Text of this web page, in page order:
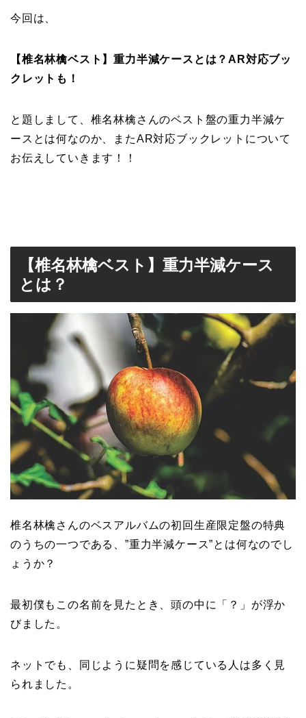
今回は、
【椎名林檎ベスト】重力半減ケースとは？AR対応ブッ
クレットも！
と題しまして、椎名林檎さんのベスト盤の重力半減ケ
ースとは何なのか、またAR対応ブックレットについて
お伝えしていきます！！
【椎名林檎ベスト】重力半減ケース
とは？
椎名林檎さんのベスアルバムの初回生産限定盤の特典
のうちの一つである、”重力半減ケース”とは何なのでし
ょうか？
最初僕もこの名前を見たとき、頭の中に「？」が浮か
びました。
ネットでも、同じように疑問を感じている人は多く見
られました。